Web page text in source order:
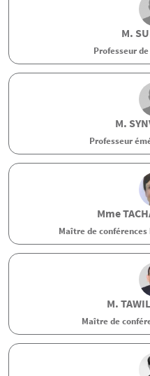
M.
Professeur
M.
Professeur
Mme
Maître de
M. TAWIL
Maître de